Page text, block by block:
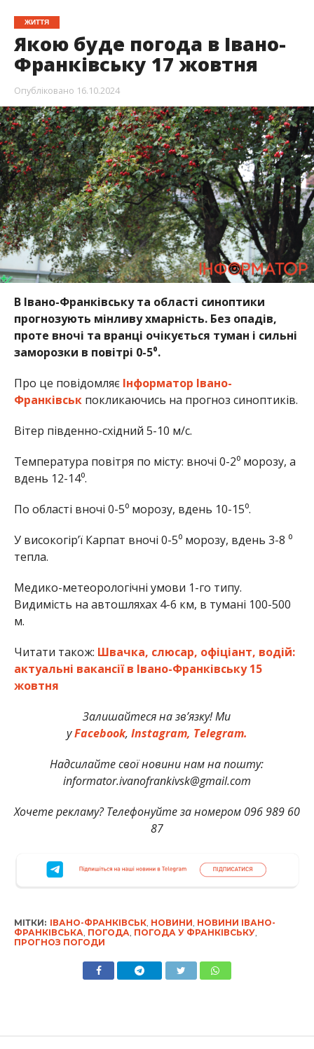
ЖИТТЯ
Якою буде погода в Івано-
Франківську 17 жовтня
Опубліковано 16.10.2024
В Івано-Франківську та області синоптики
прогнозують мінливу хмарність. Без опадів,
проте вночі та вранці очікується туман і сильні
заморозки в повітрі 0-5⁰.
Про це повідомляє Інформатор Івано-
Франківськпокликаючись на прогноз синоптиків.
Вітер південно-східний 5-10 м/с.
Температура повітря по місту: вночі 0-2⁰ морозу, а
вдень 12-14⁰.
По області вночі 0-5⁰ морозу, вдень 10-15⁰.
У високогір’ї Карпат вночі 0-5⁰ морозу, вдень 3-8 ⁰
тепла.
Медико-метеорологічні умови 1-го типу.
Видимість на автошляхах 4-6 км, в тумані 100-500
м.
Читати також: Швачка, слюсар, офіціант, водій:
актуальні вакансії в Івано-Франківську 15
жовтня
Залишайтеся на зв’язку! Ми
уFacebook, Instagram, Telegram.
Надсилайте свої новини нам на пошту:
informator.ivanofrankivsk@gmail.com
Хочете рекламу? Телефонуйте за номером 096 989 60
87
МІТКИ: ІВАНО-ФРАНКІВСЬК, НОВИНИ, НОВИНИ ІВАНО-
ФРАНКІВСЬКА, ПОГОДА, ПОГОДА У ФРАНКІВСЬКУ,
ПРОГНОЗ ПОГОДИ